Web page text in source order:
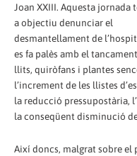
Joan XXIII. Aquesta jornada
a objectiu denunciar el
desmantellament de
es fa palès amb el
llits, quiròfans i plantes
l’increment de les llistes
la reducció pressupostària,
la conseqüent disminució
Així doncs, malgrat sobre el